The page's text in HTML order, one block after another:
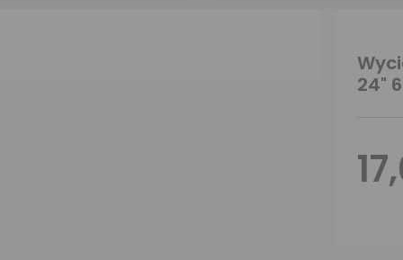
24"